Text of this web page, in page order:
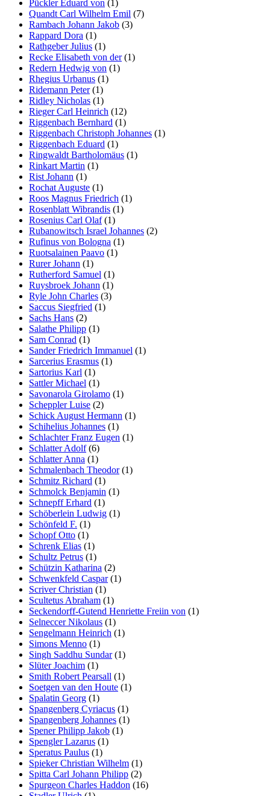
Pückler Eduard von (1)
Quandt Carl Wilhelm Emil (7)
Rambach Johann Jakob (3)
Rappard Dora (1)
Rathgeber Julius (1)
Recke Elisabeth von der(1)
Redern Hedwig von (1)
Rhegius Urbanus (1)
Ridemann Peter(1)
Ridley Nicholas (1)
Rieger Carl Heinrich (12)
Riggenbach Bernhard (1)
Riggenbach Christoph Johannes (1)
Riggenbach Eduard (1)
Ringwaldt Bartholomäus (1)
Rinkart Martin (1)
Rist Johann (1)
Rochat Auguste (1)
Roos Magnus Friedrich (1)
Rosenblatt Wibrandis (1)
Rosenius Carl Olaf(1)
Rubanowitsch Israel Johannes (2)
Rufinus von Bologna (1)
Ruotsalainen Paavo (1)
Rurer Johann (1)
Rutherford Samuel (1)
Ruysbroek Johann (1)
Ryle John Charles (3)
Saccus Siegfried (1)
Sachs Hans (2)
Salathe Philipp (1)
Sam Conrad (1)
Sander Friedrich Immanuel (1)
Sarcerius Erasmus (1)
Sartorius Karl (1)
Sattler Michael (1)
Savonarola Girolamo (1)
Scheppler Luise (2)
Schick August Hermann (1)
Schihelius Johannes (1)
Schlachter Franz Eugen (1)
Schlatter Adolf(6)
Schlatter Anna (1)
Schmalenbach Theodor(1)
Schmitz Richard (1)
Schmolck Benjamin (1)
Schnepff Erhard (1)
Schöberlein Ludwig (1)
Schönfeld F. (1)
Schopf Otto (1)
Schrenk Elias (1)
Schultz Petrus (1)
Schützin Katharina (2)
Schwenkfeld Caspar(1)
Scriver Christian (1)
Scultetus Abraham (1)
Seckendorff-Gutend Henriette Freiin von (1)
Selneccer Nikolaus (1)
Sengelmann Heinrich (1)
Simons Menno (1)
Singh Saddhu Sundar(1)
Slüter Joachim (1)
Smith Robert Pearsall (1)
Soetgen van den Houte (1)
Spalatin Georg (1)
Spangenberg Cyriacus (1)
Spangenberg Johannes (1)
Spener Philipp Jakob (1)
Spengler Lazarus (1)
Speratus Paulus (1)
Spieker Christian Wilhelm (1)
Spitta Carl Johann Philipp (2)
Spurgeon Charles Haddon (16)